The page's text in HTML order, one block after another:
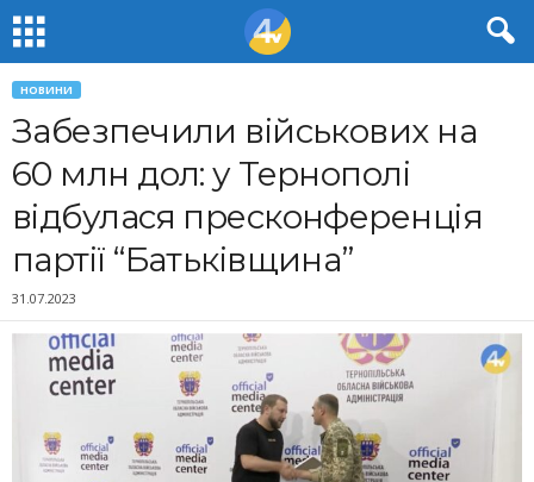
НОВИНИ
Забезпечили військових на
60 млн дол: у Тернополі
відбулася пресконференція
партії “Батьківщина”
31.07.2023